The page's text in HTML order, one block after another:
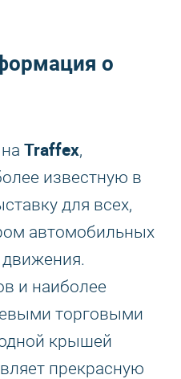
о
Traffex,
известную в
для всех,
автомобильных
и наиболее
торговыми
крышей
прекрасную